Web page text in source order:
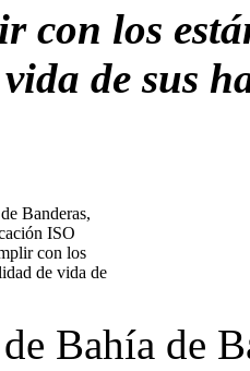
con los
de sus
Banderas,
ISO
con los
de vida de
Bahía de